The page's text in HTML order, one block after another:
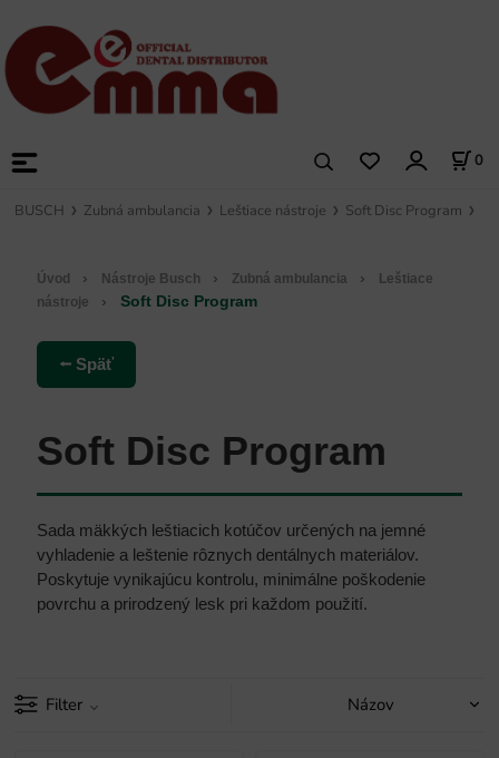
0
BUSCH Zubná ambulancia Leštiace nástroje Soft Disc Program
Úvod › Nástroje Busch › Zubná ambulancia ›
Leštiace
nástroje
› Soft Disc Program
⭠ Späť
Soft Disc Program
Sada mäkkých leštiacich kotúčov určených na jemné
vyhladenie a leštenie rôznych dentálnych materiálov.
Poskytuje vynikajúcu kontrolu, minimálne poškodenie
povrchu a prirodzený lesk pri každom použití.
Filter